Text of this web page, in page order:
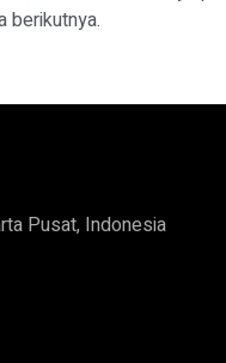
berikutnya.
Pusat, Indonesia